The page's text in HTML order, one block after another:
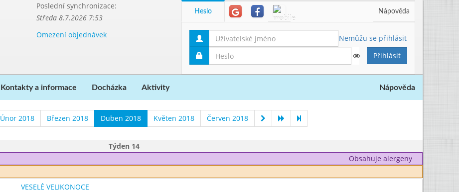
Poslední synchronizace:
Středa 8.7.2026 7:53
Omezení objednávek
Heslo Nápověda
Nemůžu se přihlásit
Kontakty a informace Docházka Aktivity Nápověda
Únor 2018 Březen 2018 Duben 2018 Květen 2018 Červen 2018
Týden 14
Obsahuje alergeny
VESELÉ VELIKONOCE